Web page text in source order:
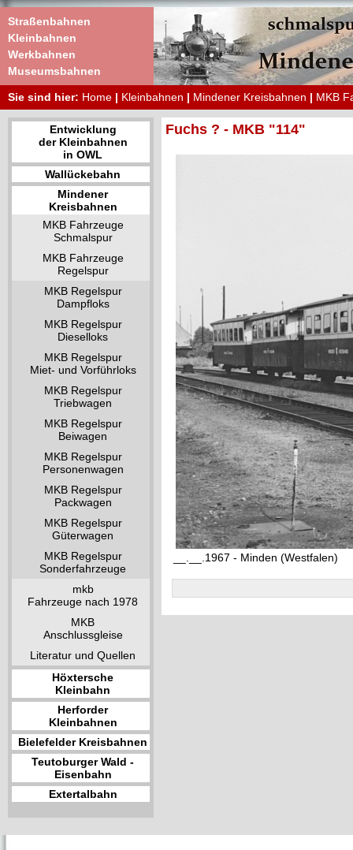
Straßenbahnen
Kleinbahnen
Werkbahnen
Museumsbahnen
Sie sind hier: Home | Kleinbahnen | Mindener Kreisbahnen | MKB
Entwicklung
der Kleinbahnen
in OWL
Wallückebahn
Mindener
Kreisbahnen
MKB Fahrzeuge
Schmalspur
MKB Fahrzeuge
Regelspur
MKB Regelspur
Dampfloks
MKB Regelspur
Dieselloks
MKB Regelspur
Miet- und Vorführloks
MKB Regelspur
Triebwagen
MKB Regelspur
Beiwagen
MKB Regelspur
Personenwagen
MKB Regelspur
Packwagen
MKB Regelspur
Güterwagen
MKB Regelspur
Sonderfahrzeuge
mkb
Fahrzeuge nach 1978
MKB
Anschlussgleise
Literatur und Quellen
Höxtersche
Kleinbahn
Herforder
Kleinbahnen
Bielefelder Kreisbahnen
Teutoburger Wald -
Eisenbahn
Extertalbahn
Fuchs ? - MKB "114"
__.__.1967 - Minden (Westfalen)